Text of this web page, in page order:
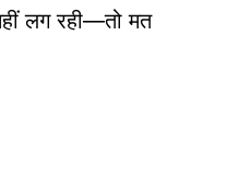
लग रही—तो मत